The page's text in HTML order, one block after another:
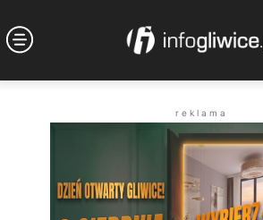
r e k l a m a